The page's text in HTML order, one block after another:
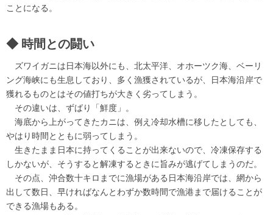
ことになる。
時間との闘い
ズワイガニは日本海以外にも、北太平洋、オホーツク海、ベーリ
ング海峡にも生息しており、多く漁獲されているが、日本海沿岸で
獲れるものとはその値打ちが大きく劣ってしまう。
その違いは、ずばり「鮮度」。
海底から上がってきたカニは、例え冷却水槽に移したとしても、
やはり時間とともに弱ってしまう。
生きたまま日本に持ってくることが出来ないので、冷凍保存する
しかないが、そうすると解凍するときに旨みが逃げてしまうのだ。
その点、沖合数十キロまでに漁場がある日本海沿岸では、網から
出して数日、早ければなんとわずか数時間で漁港まで届けることが
できる漁場もある。